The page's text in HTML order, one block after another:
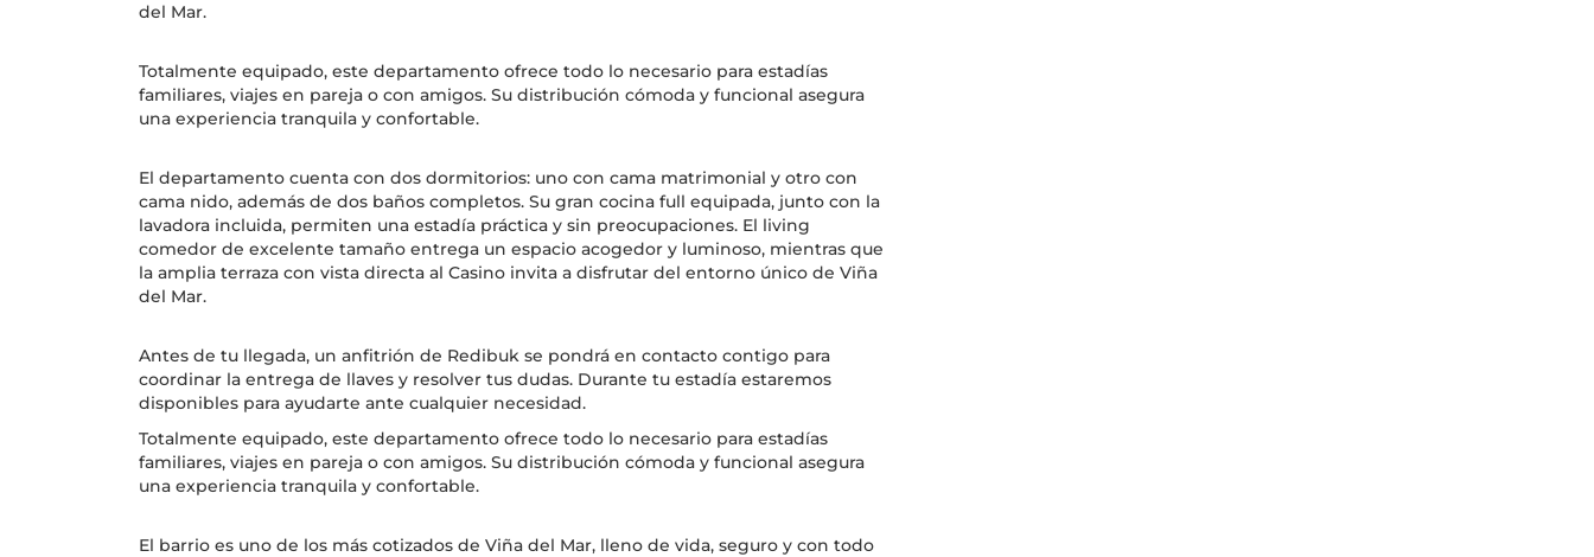
del Mar.
Totalmente equipado, este departamento ofrece todo lo necesario para estadías
familiares, viajes en pareja o con amigos. Su distribución cómoda y funcional asegura
una experiencia tranquila y confortable.
El departamento cuenta con dos dormitorios: uno con cama matrimonial y otro con
cama nido, además de dos baños completos. Su gran cocina full equipada, junto con la
lavadora incluida, permiten una estadía práctica y sin preocupaciones. El living
comedor de excelente tamaño entrega un espacio acogedor y luminoso, mientras que
la amplia terraza con vista directa al Casino invita a disfrutar del entorno único de Viña
del Mar.
Antes de tu llegada, un anfitrión de Redibuk se pondrá en contacto contigo para
coordinar la entrega de llaves y resolver tus dudas. Durante tu estadía estaremos
disponibles para ayudarte ante cualquier necesidad.
Totalmente equipado, este departamento ofrece todo lo necesario para estadías
familiares, viajes en pareja o con amigos. Su distribución cómoda y funcional asegura
una experiencia tranquila y confortable.
El barrio es uno de los más cotizados de Viña del Mar, lleno de vida, seguro y con todo